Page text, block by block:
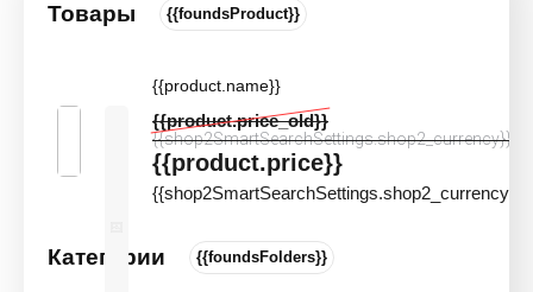
Товары {{foundsProduct}}
{{product.name}}
{{product.price_old}}
{{shop2SmartSearchSettings.shop2_currency}}
{{product.price}}
{{shop2SmartSearchSettings.shop2_currency}}
Категории {{foundsFolders}}
ФИЛЬТР
Ковролин \ Ковролин из полиамида
Ковролин из полиамида
Сортировать по: